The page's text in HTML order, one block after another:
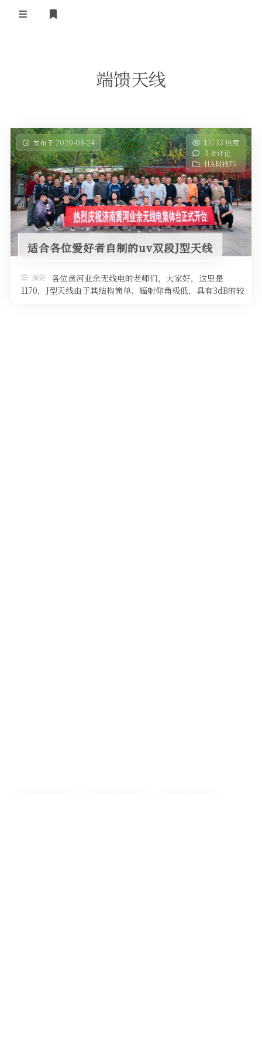
关于黄河
黄河使命
黄河新闻
政策法规
活动竞赛
行业新闻
无线电资料
BA4II
图文教程
视频资料
HAM技巧
软件
器材专区
车载类别
摩托车
编号申请
黄河直播
编号查询
端馈天线
发布于 2020-08-24
13733 热度
3 条评论
HAM技巧
适合各位爱好者自制的uv双段J型天线
摘要
各位黄河业余无线电的老师们，大家好，这里是
1170，J型天线由于其结构简单、辐射仰角极低，具有3dB的较